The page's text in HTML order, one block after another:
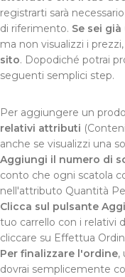
registrarti sarà
di riferimento. Se sei
ma non visualizzi i prezzi,
sito. Dopodiché potrai
seguenti semplici step.
Per aggiungere un
relativi attributi
anche se visualizzi una
Aggiungi il numero di
conto che ogni scatola
nell'attributo Quantità
Clicca sul pulsante
tuo carrello con i relativi
cliccare su Effettua
Per finalizzare l'ordine,
dovrai semplicemente